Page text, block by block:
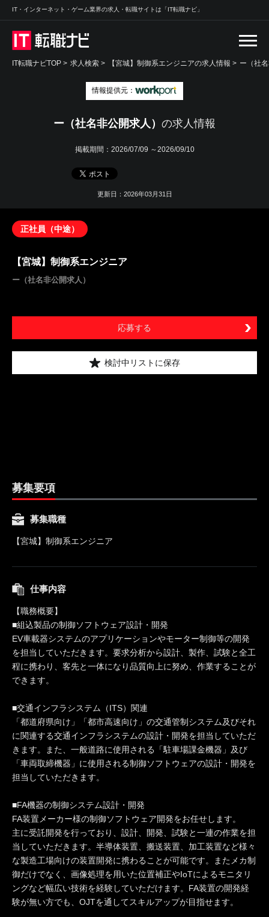
IT・インターネット・ゲーム業界の求人・転職サイトは「IT転職ナビ」
IT転職ナビTOP > 求人検索 > 【宮城】制御系エンジニアの求人情報 > ー（社
情報提供元：
ー（社名非公開求人） の求人情報
掲載期間： 2026/07/09 ～2026/09/10
更新日：2026年03月31日
正社員（中途）
【宮城】制御系エンジニア
ー（社名非公開求人）
応募する
検討中リストに保存
募集要項
募集職種
【宮城】制御系エンジニア
仕事内容
【職務概要】
■組込製品の制御ソフトウェア設計・開発
EV車載器システムのアプリケーションやモーター制御等の開発
を担当していただきます。要求分析から設計、製作、試験と全工
程に携わり、客先と一体になり品質向上に努め、作業することが
できます。
■交通インフラシステム（ITS）関連
「都道府県向け」「都市高速向け」の交通管制システム及びそれ
に関連する交通インフラシステムの設計・開発を担当していただ
きます。また、一般道路に使用される「駐車場課金機器」及び
「車両取締機器」に使用される制御ソフトウェアの設計・開発を
担当していただきます。
■FA機器の制御システム設計・開発
FA装置メーカー様の制御ソフトウェア開発をお任せします。
主に受託開発を行っており、設計、開発、試験と一連の作業を担
当していただきます。半導体装置、搬送装置、加工装置など様々
な製造工場向けの装置開発に携わることが可能です。またメカ制
御だけでなく、画像処理を用いた位置補正やIoTによるモニタリ
ングなど幅広い技術を経験していただけます。FA装置の開発経
験が無い方でも、OJTを通してスキルアップが目指せます。